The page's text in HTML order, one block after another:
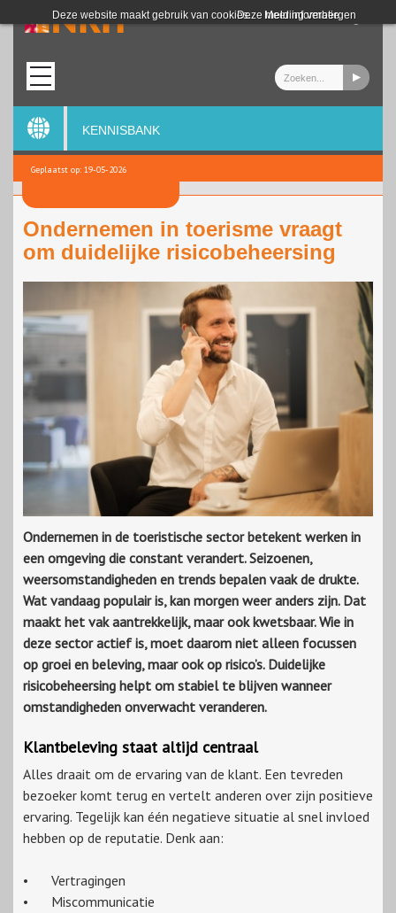
Deze website maakt gebruik van cookies. Meer informatie
Deze melding verbergen
Login
KENNISBANK
Geplaatst op: 19-05-2026
Ondernemen in toerisme vraagt
om duidelijke risicobeheersing
Ondernemen in de toeristische sector betekent werken in
een omgeving die constant verandert. Seizoenen,
weersomstandigheden en trends bepalen vaak de drukte.
Wat vandaag populair is, kan morgen weer anders zijn. Dat
maakt het vak aantrekkelijk, maar ook kwetsbaar. Wie in
deze sector actief is, moet daarom niet alleen focussen
op groei en beleving, maar ook op risico’s. Duidelijke
risicobeheersing helpt om stabiel te blijven wanneer
omstandigheden onverwacht veranderen.
Klantbeleving staat altijd centraal
Alles draait om de ervaring van de klant. Een tevreden
bezoeker komt terug en vertelt anderen over zijn positieve
ervaring. Tegelijk kan één negatieve situatie al snel invloed
hebben op de reputatie. Denk aan:
•
Vertragingen
•
Miscommunicatie